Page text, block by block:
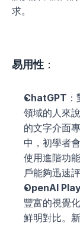
求。
易用性：
ChatGPT
領域的人來
的文字介面
中，初學者
使用進階功
戶能夠迅速
OpenAI
豐富的視覺
鮮明對比。